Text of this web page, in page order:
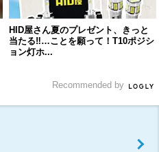
HID屋さん夏のプレゼント、きっと
当たる‼︎…ことを願って！T10ポジシ
ョン灯ホ...
Recommended by